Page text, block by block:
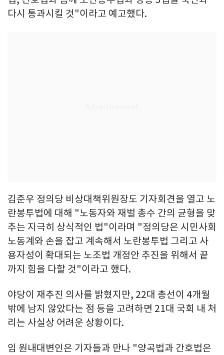
다시 통과시킬 것"이라고 예고했다.
김준우 정의당 비상대책위원장도 기자회견을 열고 노
란봉투법에 대해 "노동자와 재벌 총수 간의 균형을 맞
추는 지극히 상식적인 법"이라며 "정의당은 시민사회
노동계와 손을 잡고 계속해서 노란봉투법 그리고 사
용자성이 확대되는 노조법 개정안 추진을 위해서 끝
까지 힘을 다할 것"이라고 했다.
야당이 재추진 의사를 밝혔지만, 22대 총선이 4개월
밖에 남지 않았다는 점 등을 고려하면 21대 국회 내 처
리는 사실상 어려운 상황이다.
임 원내대변인은 기자들과 만나 "양곡법과 간호법은